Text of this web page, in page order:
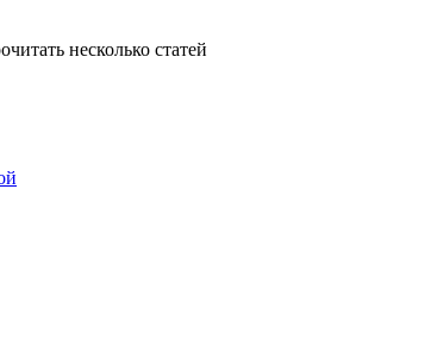
несколько статей